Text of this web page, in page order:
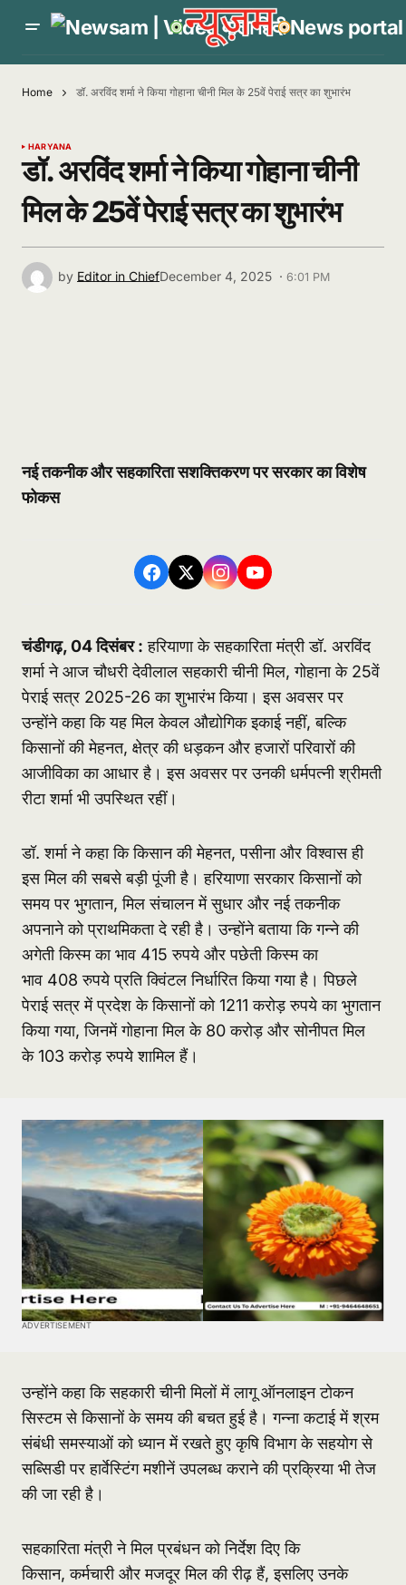
Home डॉ. अरविंद शर्मा ने किया गोहाना चीनी मिल के 25वें पेराई सत्र का शुभारंभ
HARYANA
डॉ. अरविंद शर्मा ने किया गोहाना चीनी
मिल के 25वें पेराई सत्र का शुभारंभ
by Editor in ChiefDecember 4, 2025 · 6:01 PM
नई तकनीक और सहकारिता सशक्तिकरण पर सरकार का विशेष
फोकस
चंडीगढ़, 04 दिसंबर : हरियाणा के सहकारिता मंत्री डॉ. अरविंद
शर्मा ने आज चौधरी देवीलाल सहकारी चीनी मिल, गोहाना के 25वें
पेराई सत्र 2025-26 का शुभारंभ किया। इस अवसर पर
उन्होंने कहा कि यह मिल केवल औद्योगिक इकाई नहीं, बल्कि
किसानों की मेहनत, क्षेत्र की धड़कन और हजारों परिवारों की
आजीविका का आधार है। इस अवसर पर उनकी धर्मपत्नी श्रीमती
रीटा शर्मा भी उपस्थित रहीं।
डॉ. शर्मा ने कहा कि किसान की मेहनत, पसीना और विश्वास ही
इस मिल की सबसे बड़ी पूंजी है। हरियाणा सरकार किसानों को
समय पर भुगतान, मिल संचालन में सुधार और नई तकनीक
अपनाने को प्राथमिकता दे रही है। उन्होंने बताया कि गन्ने की
अगेती किस्म का भाव 415 रुपये और पछेती किस्म का
भाव 408 रुपये प्रति क्विंटल निर्धारित किया गया है। पिछले
पेराई सत्र में प्रदेश के किसानों को 1211 करोड़ रुपये का भुगतान
किया गया, जिनमें गोहाना मिल के 80 करोड़ और सोनीपत मिल
के 103 करोड़ रुपये शामिल हैं।
ADVERTISEMENT
उन्होंने कहा कि सहकारी चीनी मिलों में लागू ऑनलाइन टोकन
सिस्टम से किसानों के समय की बचत हुई है। गन्ना कटाई में श्रम
संबंधी समस्याओं को ध्यान में रखते हुए कृषि विभाग के सहयोग से
सब्सिडी पर हार्वेस्टिंग मशीनें उपलब्ध कराने की प्रक्रिया भी तेज
की जा रही है।
सहकारिता मंत्री ने मिल प्रबंधन को निर्देश दिए कि
किसान, कर्मचारी और मजदूर मिल की रीढ़ हैं, इसलिए उनके